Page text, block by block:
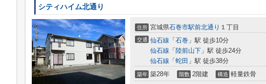
シティハイム北通り
住所 宮城県石巻市駅前北通り １丁目
交通 仙石線 「 石巻 」駅 徒歩10分
仙石線 「 陸前山下 」駅 徒歩24分
仙石線 「 蛇田 」駅 徒歩38分
築年 築28年 階数 2階建 構造 軽量鉄骨